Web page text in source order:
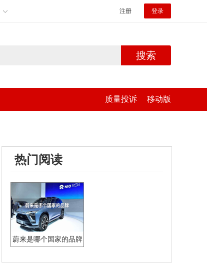
注册 登录
搜索
质量投诉 移动版
热门阅读
蔚来是哪个国家的品牌